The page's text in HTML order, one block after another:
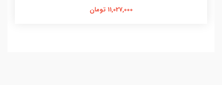
11,027,000 تومان